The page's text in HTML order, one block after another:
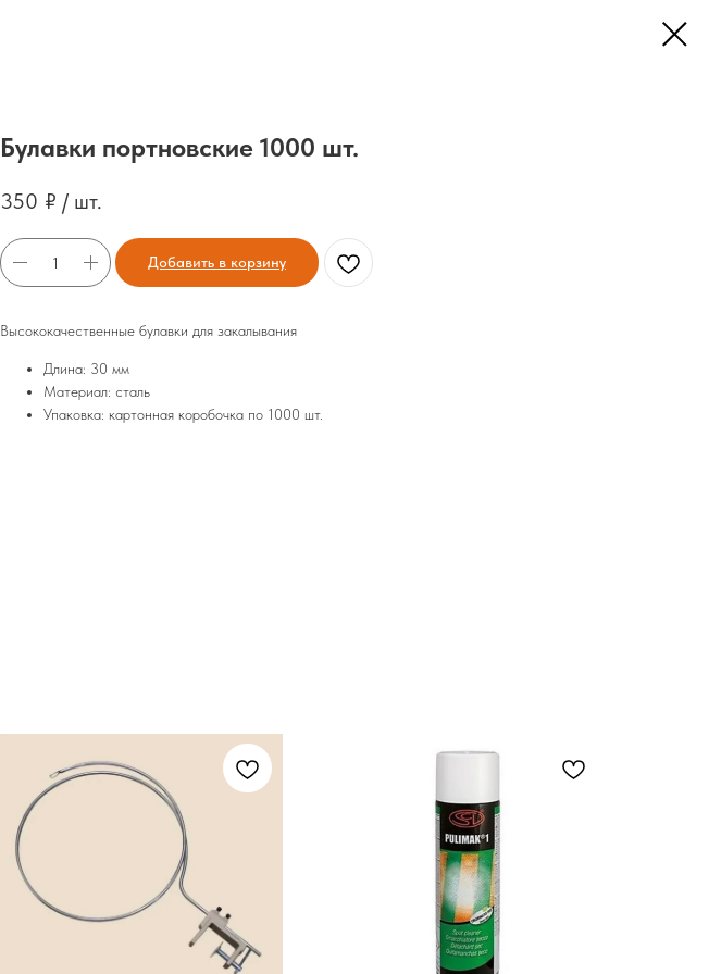
Булавки портновские 1000 шт.
350 ₽ / шт.
Добавить в корзину
Высококачественные булавки для закалывания
Длина: 30 мм
Материал: сталь
Упаковка: картонная коробочка по 1000 шт.